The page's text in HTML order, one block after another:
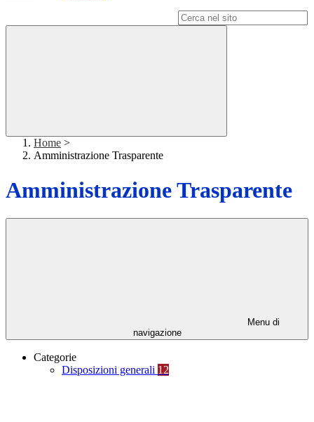
Home >
Amministrazione Trasparente
Amministrazione Trasparente
Menu di
navigazione
Categorie
Disposizioni generali 12